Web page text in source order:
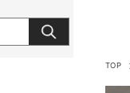
TOP